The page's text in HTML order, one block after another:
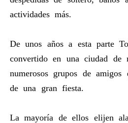
actividades más.
De unos años a esta parte
convertido en una ciudad de
numerosos grupos de amigos
de una gran fiesta.
La mayoría de ellos elijen